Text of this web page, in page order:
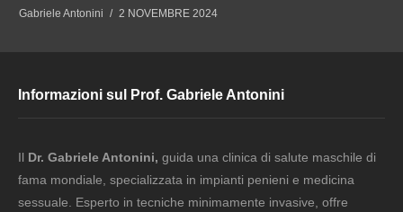
Gabriele Antonini 2 NOVEMBRE 2024
Informazioni sul Prof. Gabriele Antonini
Il Dr. Gabriele Antonini, guida una clinica di salute maschile di
fama mondiale, specializzata in impianti penieni e medicina
sessuale. Esperto in tecniche minimamente invasive, offre